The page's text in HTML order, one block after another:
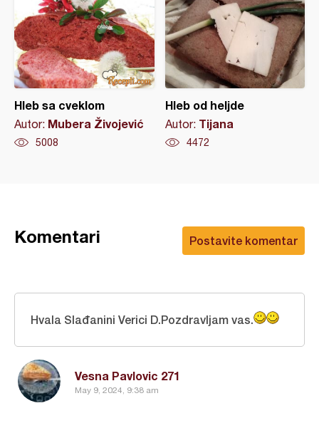
Hleb sa cveklom
Autor: Mubera Živojević
5008
Hleb od heljde
Autor: Tijana
4472
Postavite komentar
Komentari
Vesna Pavlovic 271
May 9, 2024, 9:38 am
Hvala Slađanini Verici D.Pozdravljam vas.